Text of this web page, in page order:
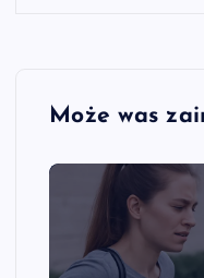
Może was